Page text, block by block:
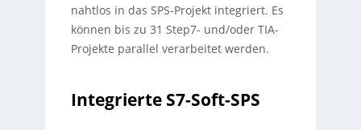
nahtlos in das SPS-Projekt integriert. Es
können bis zu 31 Step7- und/oder TIA-
Projekte parallel verarbeitet werden.
Integrierte S7-Soft-SPS